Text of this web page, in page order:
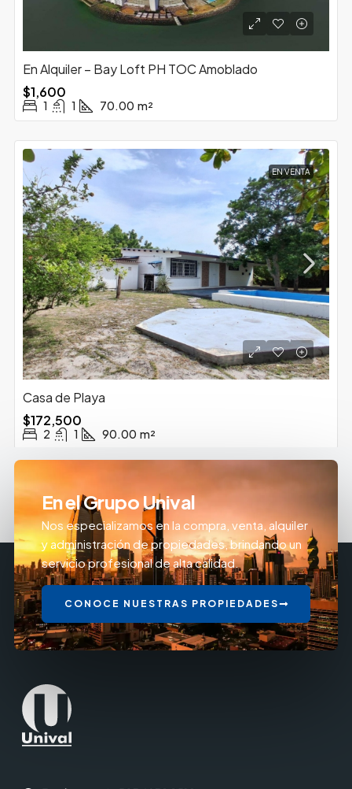
En Alquiler – Bay Loft PH TOC Amoblado
$1,600
1 1 70.00 m²
EN VENTA
Casa de Playa
$172,500
2 1 90.00 m²
En el Grupo Unival
Nos especializamos en la compra, venta, alquiler
y administración de propiedades, brindando un
servicio profesional de alta calidad.
CONOCE NUESTRAS PROPIEDADES